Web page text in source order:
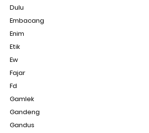
Dulu
Embacang
Enim
Etik
Ew
Fajar
Fd
Gamlek
Gandeng
Gandus